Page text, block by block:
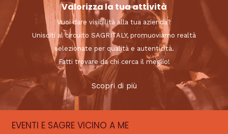
Valorizza la tua attività
Vuoi dare visibilità alla tua azienda?
Unisciti al circuito SAGRITALY, promuoviamo realtà
selezionate per qualità e autenticità.
Fatti trovare da chi cerca il meglio!
Scopri di più
EVENTI E SAGRE VICINO A ME